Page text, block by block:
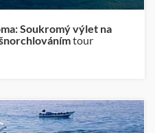
Soukromý výlet na
tour